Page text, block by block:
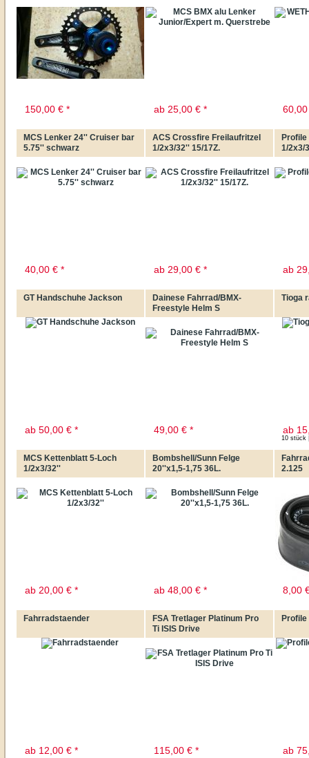
150,00€ * ab25,00€ * 60,00
MCS Lenker 24'' Cruiser bar
5.75'' schwarz
40,00€ *
ACS Crossfire Freilaufritzel
1/2x3/32'' 15/17Z.
ab29,00€ *
1/2x3/
ab
GT Handschuhe Jackson
ab50,00€ *
Dainese Fahrrad/BMX-
Freestyle Helm S
49,00€ *
Tioga
ab
10 stück
MCS Kettenblatt 5-Loch
1/2x3/32''
ab20,00€ *
Bombshell/Sunn Felge
20''x1,5-1,75 36L.
ab48,00€ *
2.125
8,00
Fahrradstaender
ab12,00€ *
FSA Tretlager Platinum Pro
Ti ISIS Drive
115,00€ * ab